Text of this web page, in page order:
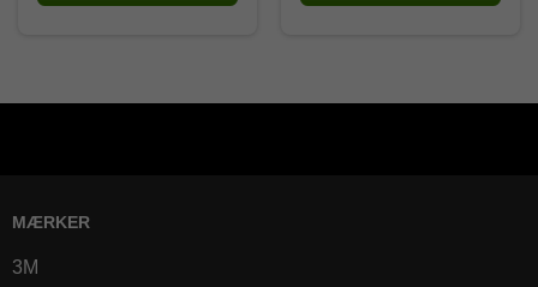
MÆRKER
3M